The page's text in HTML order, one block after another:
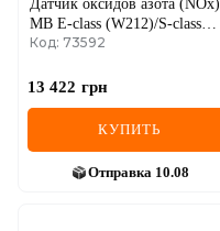
Датчик оксидов азота (NOx)
MB E-class (W212)/S-class
(W222)/Sprinter 06-
(EURO6)
Код: 73592
13 422 грн
КУПИТЬ
Отправка 10.08